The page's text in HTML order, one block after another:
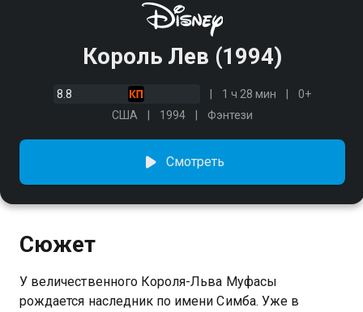
Король Лев (1994)
8.8 1 ч 28 мин
0+
США
1994 Фэнтези
Смотреть
Сюжет
У величественного Короля-Льва Муфасы
рождается наследник по имени Симба. Уже в